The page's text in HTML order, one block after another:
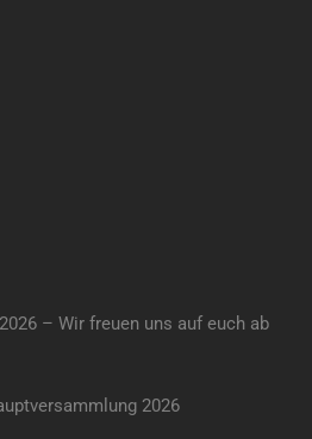
– Wir freuen uns auf euch ab
2026